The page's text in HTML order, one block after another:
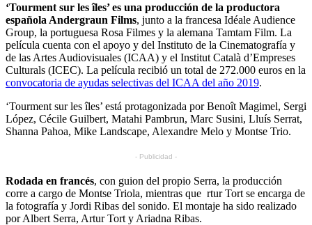
‘Tourment sur les îles’ es una producción de la productora
española Andergraun Films, junto a la francesa Idéale Audience
Group, la portuguesa Rosa Filmes y la alemana Tamtam Film. La
película cuenta con el apoyo y del Instituto de la Cinematografía y
de las Artes Audiovisuales (ICAA) y el Institut Català d’Empreses
Culturals (ICEC). La película recibió un total de 272.000 euros en la
convocatoria de ayudas selectivas del ICAA del año 2019.
‘Tourment sur les îles’ está protagonizada por Benoît Magimel, Sergi
López, Cécile Guilbert, Matahi Pambrun, Marc Susini, Lluís Serrat,
Shanna Pahoa, Mike Landscape, Alexandre Melo y Montse Trio.
- Publicidad -
Rodada en francés, con guion del propio Serra, la producción
corre a cargo de Montse Triola, mientras que rtur Tort se encarga de
la fotografía y Jordi Ribas del sonido. El montaje ha sido realizado
por Albert Serra, Artur Tort y Ariadna Ribas.